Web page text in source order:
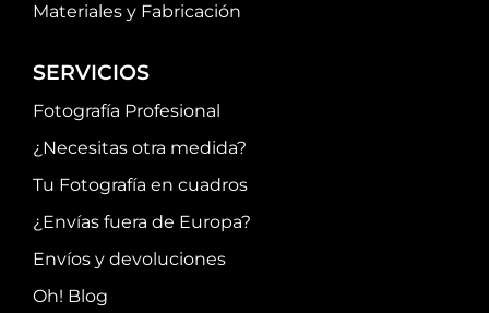
Materiales y Fabricación
SERVICIOS
Fotografía Profesional
¿Necesitas otra medida?
Tu Fotografía en cuadros
¿Envías fuera de Europa?
Envíos y devoluciones
Oh! Blog